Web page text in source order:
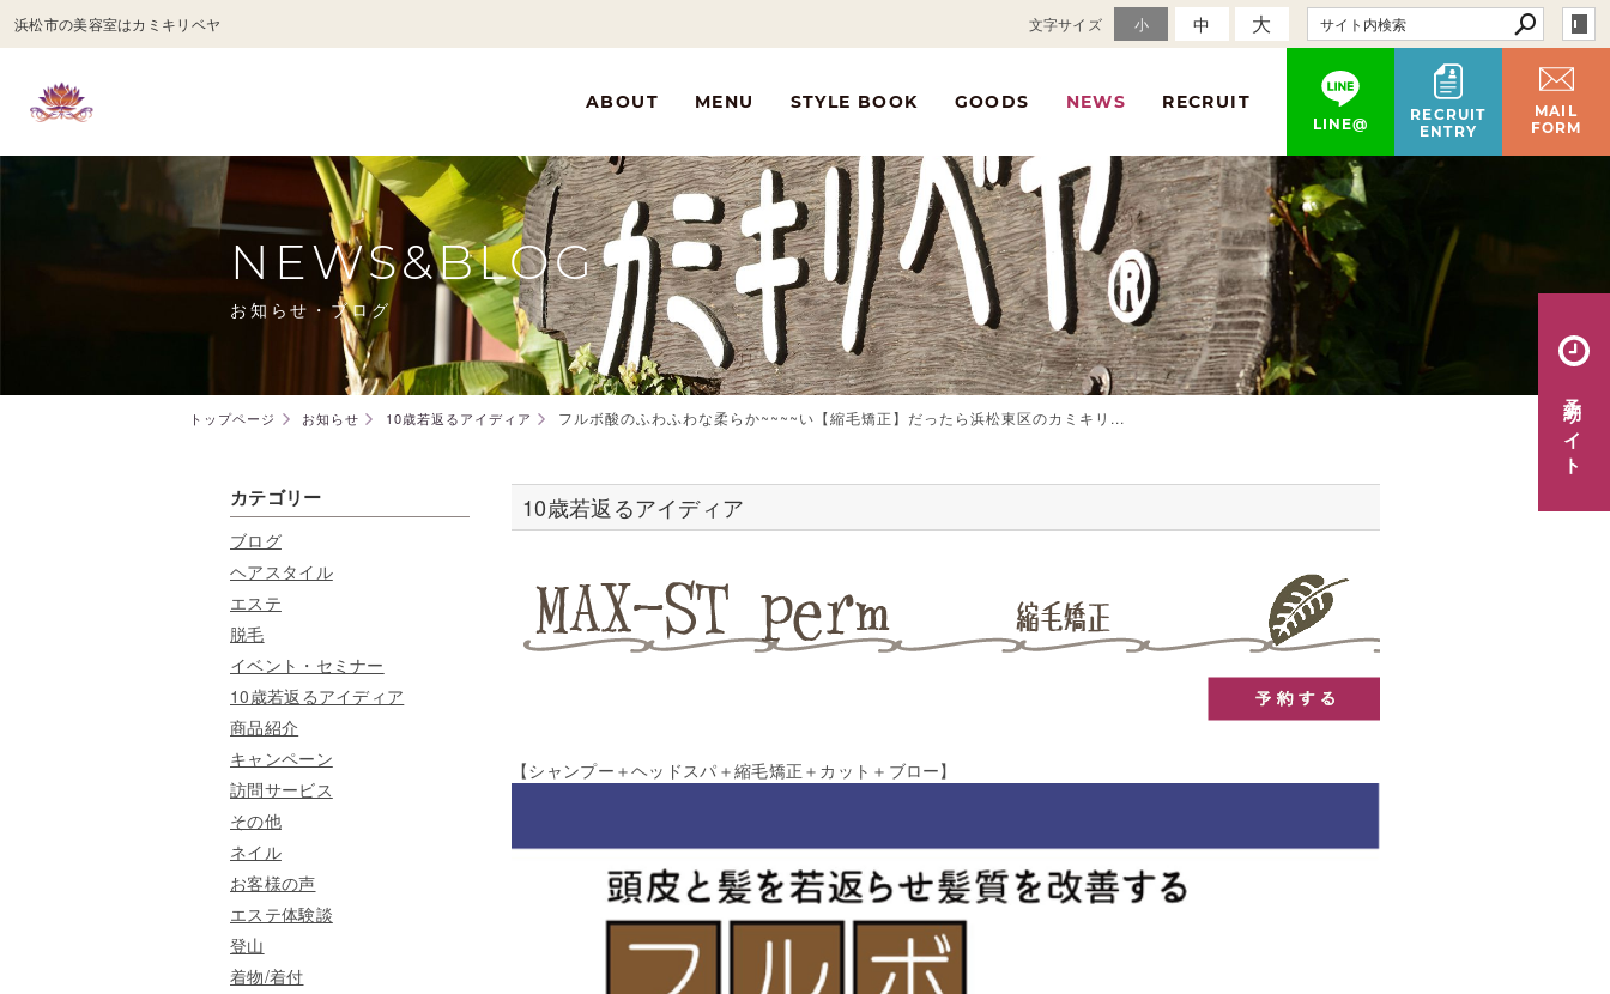
浜松市の美容室はカミキリベヤ 文字サイズ 小 中 大
ABOUT MENU STYLE BOOK GOODS NEWS RECRUIT
LINE@
RECRUIT
ENTRY
MAIL
FORM
予約サイト
NEWS&BLOG
お知らせ・ブログ
トップページ お知らせ 10歳若返るアイディア フルボ酸のふわふわな柔らか~~~~い【縮毛矯正】だったら浜松東区のカミキリ...
10歳若返るアイディア
【シャンプー＋ヘッドスパ＋縮毛矯正＋カット＋ブロー】
カテゴリー
ブログ
ヘアスタイル
エステ
脱毛
イベント・セミナー
10歳若返るアイディア
商品紹介
キャンペーン
訪問サービス
その他
ネイル
お客様の声
エステ体験談
登山
着物/着付